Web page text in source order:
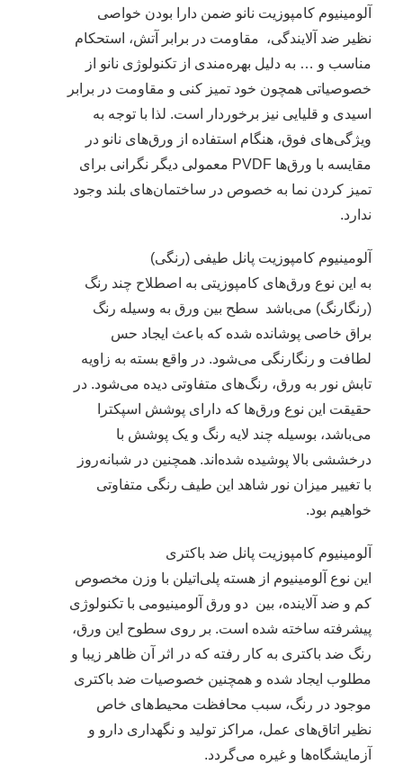
آلومینیوم کامپوزیت نانو ضمن دارا بودن خواصی
نظیر ضد آلایندگی، مقاومت در برابر آتش، استحکام
مناسب و … به دلیل بهره‌مندی از تکنولوژی نانو از
خصوصیاتی همچون خود تمیز کنی و مقاومت در برابر
اسیدی و قلیایی نیز برخوردار است. لذا با توجه به
ویژگی‌های فوق، هنگام استفاده از ورق‌های نانو در
مقایسه با ورق‌ها PVDF معمولی دیگر نگرانی برای
تمیز کردن نما به خصوص در ساختمان‌های بلند وجود
ندارد.
آلومینیوم کامپوزیت پانل طیفی (رنگی)
به این نوع ورق‌های کامپوزیتی به اصطلاح چند رنگ
(رنگارنگ) می‌باشد سطح بین ورق به وسیله رنگ
براق خاصی پوشانده شده که باعث ایجاد حس
لطافت و رنگارنگی می‌شود. در واقع بسته به زاویه
تابش نور به ورق، رنگ‌های متفاوتی دیده می‌شود. در
حقیقت این نوع ورق‌ها که دارای پوشش اسپکترا
می‌باشد، بوسیله چند لایه رنگ و یک پوشش با
درخششی بالا پوشیده شده‌اند. همچنین در شبانه‌روز
با تغییر میزان نور شاهد این طیف رنگی متفاوتی
خواهیم بود.
آلومینیوم کامپوزیت پانل ضد باکتری
این نوع آلومینیوم از هسته پلی‌اتیلن با وزن مخصوص
کم و ضد آلاینده، بین دو ورق آلومینیومی با تکنولوژی
پیشرفته ساخته شده است. بر روی سطوح این ورق،
رنگ ضد باکتری به کار رفته که در اثر آن ظاهر زیبا و
مطلوب ایجاد شده و همچنین خصوصیات ضد باکتری
موجود در رنگ، سبب محافظت محیط‌های خاص
نظیر اتاق‌های عمل، مراکز تولید و نگهداری دارو و
آزمایشگاه‌ها و غیره می‌گردد.